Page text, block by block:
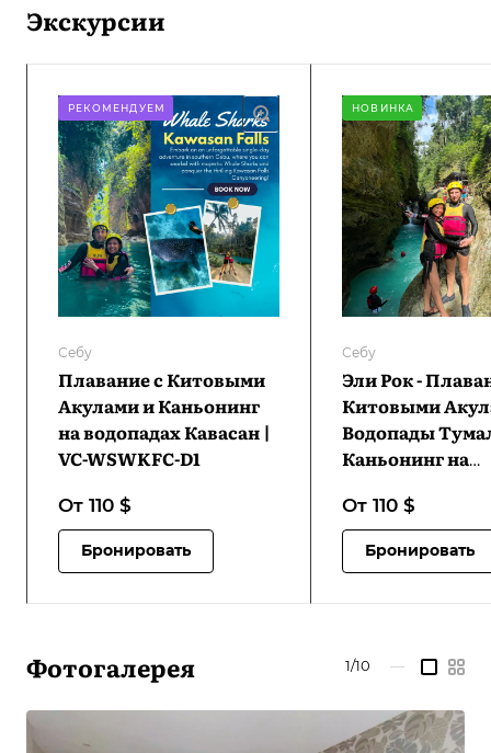
Экскурсии
РЕКОМЕНДУЕМ
Себу
Плавание с Китовыми
Акулами и Каньонинг
на водопадах Кавасан |
VC-WSWKFC-D1
От 110 $
Бронировать
НОВИНКА
Себу
Эли Рок -
Китовыми
Водопады
Каньонинг на
От 110 $
Бронировать
Фотогалерея 1/10 —